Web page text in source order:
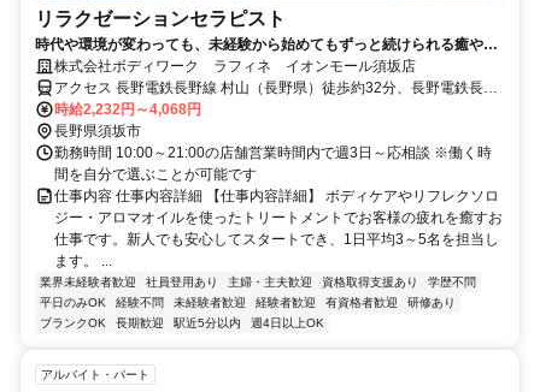
リラクゼーションセラピスト
時代や環境が変わっても、未経験から始めてもずっと続けられる癒やし
の仕事。手に職を身につけて、生き方を変えよう。
株式会社ボディワーク ラフィネ イオンモール須坂店
アクセス 長野電鉄長野線 村山（長野県）徒歩約32分、長野電鉄長野
線 日野（長野県）徒歩約37分、長野電鉄長野線 柳原（長野県）徒歩
約52分 最寄駅：村山駅
時給2,232円～4,068円
長野県須坂市
勤務時間 10:00～21:00の店舗営業時間内で週3日～応相談 ※働く時
間を自分で選ぶことが可能です
仕事内容 仕事内容詳細 【仕事内容詳細】 ボディケアやリフレクソロ
ジー・アロマオイルを使ったトリートメントでお客様の疲れを癒すお
仕事です。新人でも安心してスタートでき、1日平均3～5名を担当し
ます。 ...
業界未経験者歓迎 社員登用あり 主婦・主夫歓迎 資格取得支援あり
学歴不問
平日のみOK
経験不問 未経験者歓迎 経験者歓迎 有資格者歓迎
研修あり
ブランクOK
長期歓迎 駅近5分以内 週4日以上OK
アルバイト・パート